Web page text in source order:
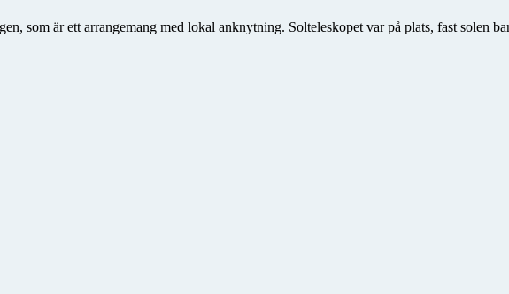
som är ett arrangemang med lokal anknytning. Solteleskopet var på plats, fast solen